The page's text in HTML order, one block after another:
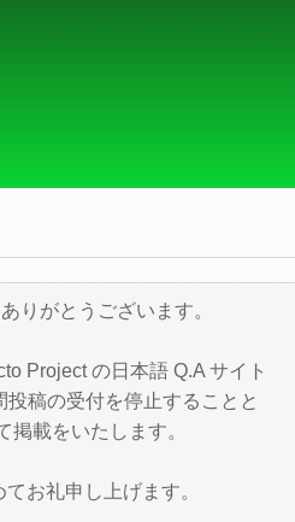
りがとうございます。
Project の日本語 Q.A サイト
稿の受付を停止することと
載をいたします。
お礼申し上げます。